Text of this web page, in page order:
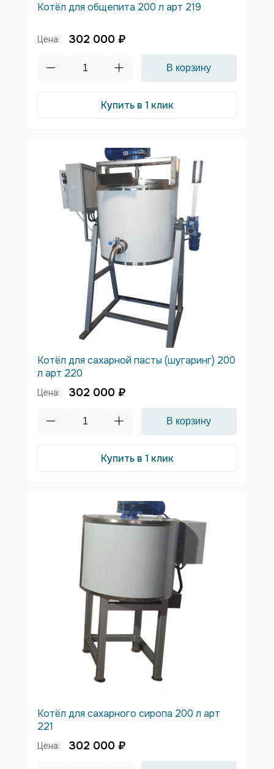
Котёл для общепита 200 л арт 219
Цена: 302 000 ₽
Купить в 1 клик
Котёл для сахарной пасты (шугаринг) 200
л арт 220
Цена: 302 000 ₽
Купить в 1 клик
Котёл для сахарного сиропа 200 л арт
221
Цена: 302 000 ₽